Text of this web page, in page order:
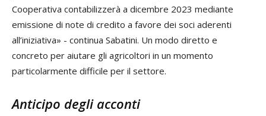
Cooperativa contabilizzerà a dicembre 2023 mediante
emissione di note di credito a favore dei soci aderenti
all’iniziativa» - continua Sabatini. Un modo diretto e
concreto per aiutare gli agricoltori in un momento
particolarmente difficile per il settore.
Anticipo degli acconti